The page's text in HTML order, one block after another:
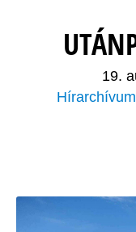
19.
Hírarchívum